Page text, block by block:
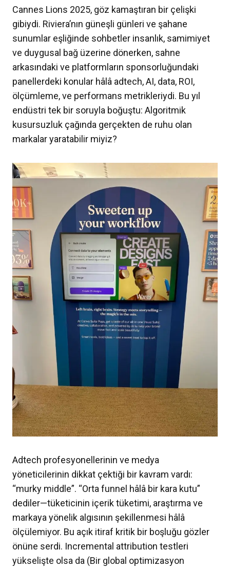
Cannes Lions 2025, göz kamaştıran bir çelişki
gibiydi. Riviera’nın güneşli günleri ve şahane
sunumlar eşliğinde sohbetler insanlık, samimiyet
ve duygusal bağ üzerine dönerken, sahne
arkasındaki ve platformların sponsorluğundaki
panellerdeki konular hâlâ adtech, AI, data, ROI,
ölçümleme, ve performans metrikleriydi. Bu yıl
endüstri tek bir soruyla boğuştu: Algoritmik
kusursuzluk çağında gerçekten de ruhu olan
markalar yaratabilir miyiz?
Adtech profesyonellerinin ve medya
yöneticilerinin dikkat çektiği bir kavram vardı:
“murky middle”. “Orta funnel hâlâ bir kara kutu”
dediler—tüketicinin içerik tüketimi, araştırma ve
markaya yönelik algısının şekillenmesi hâlâ
ölçülemiyor. Bu açık itiraf kritik bir boşluğu gözler
önüne serdi. Incremental attribution testleri
yükselişte olsa da (Bir global optimizasyon